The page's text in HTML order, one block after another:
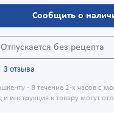
Сообщить о
Отпускается без рецепта
3 отзыва
- В течение 2-х часов с
инструкция к товару могут